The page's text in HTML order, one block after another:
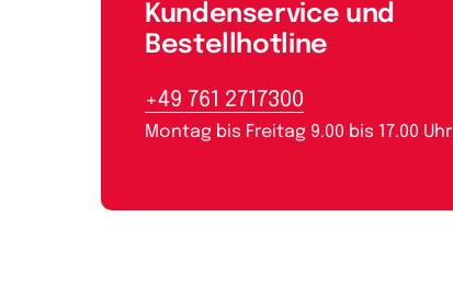
Kundenservice und
Bestellhotline
+49 761 2717300
Montag bis Freitag 9.00 bis 17.00 Uhr